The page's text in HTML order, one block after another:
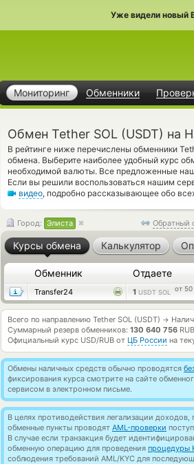
Уже видели новый
Мониторинг Обменники
Обмен Tether SOL (USDT) на
В рейтинге ниже перечислены обменники
обмена. Выберите наиболее удобный курс
необходимой валюты. Все предложенные
Если вы решили воспользоваться нашим
видео, подробно рассказывающее обо
Обратный
Город: Элиста
Курсы обмена Калькулятор
Обменник Отдаете
Transfer24 1 USDT SOL от
Всего по направлению Tether SOL (USDT) →
Суммарный резерв обменников: 130 640 756
Официальный курс USD/RUB от ЦБ России на
Обмены наличных средств обычно проводятся
фиксирования курса смотрите на сайте
сервисом в электронном письме.
В целях противодействия легализации
обменные пункты проводят AML-проверки
В случае если транзакция будет
обменную операцию для проведения процедуры
соблюдения требований AML/KYC для